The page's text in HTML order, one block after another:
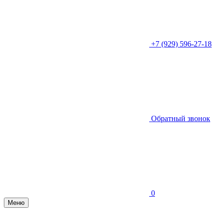
+7 (929) 596-27-18
Обратный звонок
0
Меню